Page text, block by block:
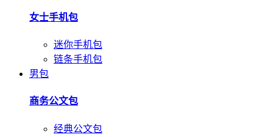
女士手机包
迷你手机包
链条手机包
男包
商务公文包
经典公文包